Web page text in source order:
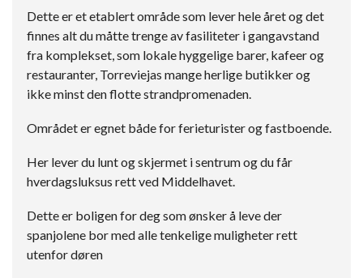
Dette er et etablert område som lever hele året og det
finnes alt du måtte trenge av fasiliteter i gangavstand
fra komplekset, som lokale hyggelige barer, kafeer og
restauranter, Torreviejas mange herlige butikker og
ikke minst den flotte strandpromenaden.
Området er egnet både for ferieturister og fastboende.
Her lever du lunt og skjermet i sentrum og du får
hverdagsluksus rett ved Middelhavet.
Dette er boligen for deg som ønsker å leve der
spanjolene bor med alle tenkelige muligheter rett
utenfor døren